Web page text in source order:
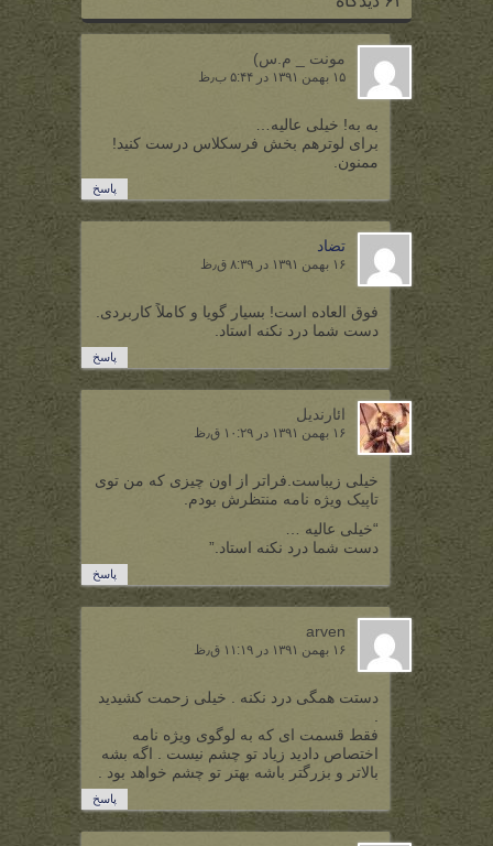
مونت _ م.س)
۱۵ بهمن ۱۳۹۱ در ۵:۴۴ ب٫ظ
به به! خیلی عالیه…
برای لوترهم بخش فرسکلاس درست کنید!
ممنون.
پاسخ
تضاد
۱۶ بهمن ۱۳۹۱ در ۸:۳۹ ق٫ظ
فوق العاده است! بسیار گویا و کاملاً کاربردی.
دست شما درد نکنه استاد.
پاسخ
ائارندیل
۱۶ بهمن ۱۳۹۱ در ۱۰:۲۹ ق٫ظ
خیلی زیباست.فراتر از اون چیزی که من توی
تاپیک ویژه نامه منتظرش بودم.
“خیلی عالیه …
دست شما درد نکنه استاد.”
پاسخ
arven
۱۶ بهمن ۱۳۹۱ در ۱۱:۱۹ ق٫ظ
دستت همگی درد نکنه . خیلی زحمت کشیدید
.
فقط قسمت ای که به لوگوی ویژه نامه
اختصاص دادید زیاد تو چشم نیست . اگه بشه
بالاتر و بزرگتر باشه بهتر تو چشم خواهد بود .
پاسخ